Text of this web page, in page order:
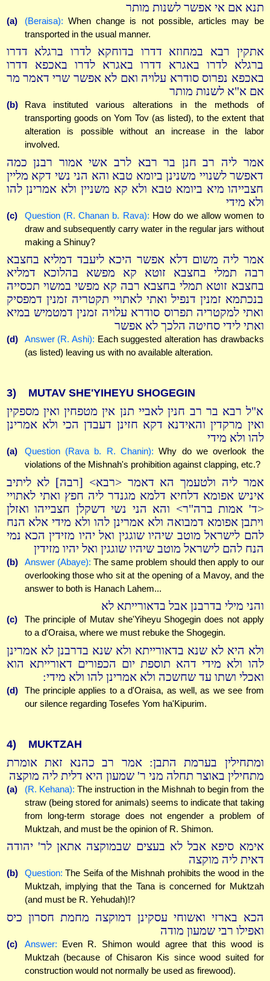
תנא אם אי אפשר לשנות מותר
(a) (Beraisa): When change is not possible, articles may be
transported in the usual manner.
אתקין רבא במחוזא דדרו בדוחקא לדרו ברגלא דדרו
ברגלא לדרו באגרא דדרו באגרא לדרו באכפא דדרו
באכפא נפרוס סודרא עלויה ואם לא אפשר שרי דאמר מר
אם א"א לשנות מותר
(b)
Rava instituted various alterations in the methods of
transporting goods on Yom Tov (as listed), to the extent that
alteration is possible without an increase in the labor
involved.
אמר ליה רב חנן בר רבא לרב אשי אמור רבנן כמה
דאפשר לשנויי משנינן ביומא טבא והא הני נשי דקא מליין
חצבייהו מיא ביומא טבא ולא קא משניין ולא אמרינן להו
ולא מידי
(c) Question (R. Chanan b. Rava): How do we allow women to
draw and subsequently carry water in the regular jars without
making a Shinuy?
אמר ליה משום דלא אפשר היכא ליעבד דמליא בחצבא
רבה תמלי בחצבא זוטא קא מפשא בהלוכא דמליא
בחצבא זוטא תמלי בחצבא רבה קא מפשי במשוי תכסייה
בנכתמא זמנין דנפיל ואתי לאתויי תקטריה זמנין דמפסיק
ואתי למקטריה תפרוס סודרא עלויה זמנין דמטמיש במיא
ואתי לידי סחיטה הלכך לא אפשר
(d) Answer (R. Ashi): Each suggested alteration has drawbacks
(as listed) leaving us with no available alteration.
3) MUTAV SHE'YIHEYU SHOGEGIN
א"ל רבא בר רב חנין לאביי תנן אין מטפחין ואין מספקין
ואין מרקדין והאידנא דקא חזינן דעבדן הכי ולא אמרינן
להו ולא מידי
(a) Question (Rava b. R. Chanin): Why do we overlook the
violations of the Mishnah's prohibition against clapping, etc.?
אמר ליה ולטעמך הא דאמר <רבא> [רבה] לא ליתיב
איניש אפומא דלחיא דלמא מגנדר ליה חפץ ואתי לאתויי
<ד' אמות ברה"ר> והא הני נשי דשקלן חצבייהו ואזלן
ויתבן אפומא דמבואה ולא אמרינן להו ולא מידי אלא הנח
להם לישראל מוטב שיהיו שוגגין ואל יהיו מזידין הכא נמי
הנח להם לישראל מוטב שיהיו שוגגין ואל יהיו מזידין
(b) Answer (Abaye): The same problem should then apply to our
overlooking those who sit at the opening of a Mavoy, and the
answer to both is Hanach Lahem...
והני מילי בדרבנן אבל בדאורייתא לא
(c)
The principle of Mutav she'Yiheyu Shogegin does not apply
to a d'Oraisa, where we must rebuke the Shogegin.
ולא היא לא שנא בדאורייתא ולא שנא בדרבנן לא אמרינן
להו ולא מידי דהא תוספת יום הכפורים דאורייתא הוא
ואכלי ושתו עד שחשכה ולא אמרינן להו ולא מידי:
(d)
The principle applies to a d'Oraisa, as well, as we see from
our silence regarding Tosefes Yom ha'Kipurim.
4) MUKTZAH
ומתחילין בערמת התבן: אמר רב כהנא זאת אומרת
מתחילין באוצר תחלה מני ר' שמעון היא דלית ליה מוקצה
(a) (R. Kehana): The instruction in the Mishnah to begin from the
straw (being stored for animals) seems to indicate that taking
from long-term storage does not engender a problem of
Muktzah, and must be the opinion of R. Shimon.
אימא סיפא אבל לא בעצים שבמוקצה אתאן לר' יהודה
דאית ליה מוקצה
(b) Question: The Seifa of the Mishnah prohibits the wood in the
Muktzah, implying that the Tana is concerned for Muktzah
(and must be R. Yehudah)!?
הכא בארזי ואשוחי עסקינן דמוקצה מחמת חסרון כיס
ואפילו רבי שמעון מודה
(c) Answer: Even R. Shimon would agree that this wood is
Muktzah (because of Chisaron Kis since wood suited for
construction would not normally be used as firewood).